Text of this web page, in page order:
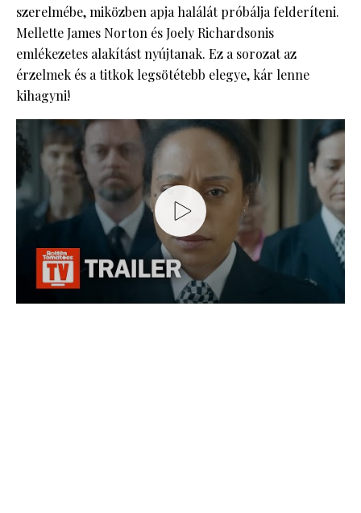
szerelmébe, miközben apja halálát próbálja felderíteni.
Mellette James Norton és Joely Richardsonis
emlékezetes alakítást nyújtanak. Ez a sorozat az
érzelmek és a titkok legsötétebb elegye, kár lenne
kihagyni!